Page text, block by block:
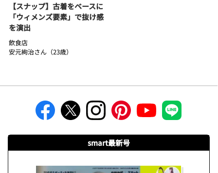
【スナップ】古着をベースに
「ウィメンズ要素」で抜け感
を演出
飲食店
安元絢治さん（23歳）
smart最新号